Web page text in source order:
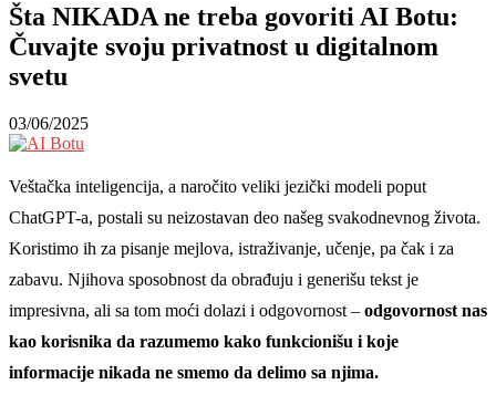
Šta NIKADA ne treba govoriti AI Botu:
Čuvajte svoju privatnost u digitalnom
svetu
03/06/2025
Veštačka inteligencija, a naročito veliki jezički modeli poput
ChatGPT-a, postali su neizostavan deo našeg svakodnevnog života.
Koristimo ih za pisanje mejlova, istraživanje, učenje, pa čak i za
zabavu. Njihova sposobnost da obrađuju i generišu tekst je
impresivna, ali sa tom moći dolazi i odgovornost – odgovornost nas
kao korisnika da razumemo kako funkcionišu i koje
informacije nikada ne smemo da delimo sa njima.